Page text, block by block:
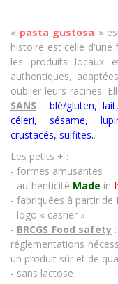
« pasta gustosa »
histoire est celle d'une
les produits locaux
authentiques,
oublier leurs racines.
SANS :blé/gluten,
céleri, sésame,
crustacés, sulfites..
Les petits + :
- formes amusantes
- authenticité Made in
- fabriquées à partir de
- logo « casher »
- BRCGS Food safety:
réglementations
un produit sûr et de
- sans lactose